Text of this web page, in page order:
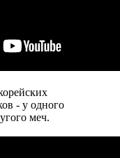
- у одного
меч.